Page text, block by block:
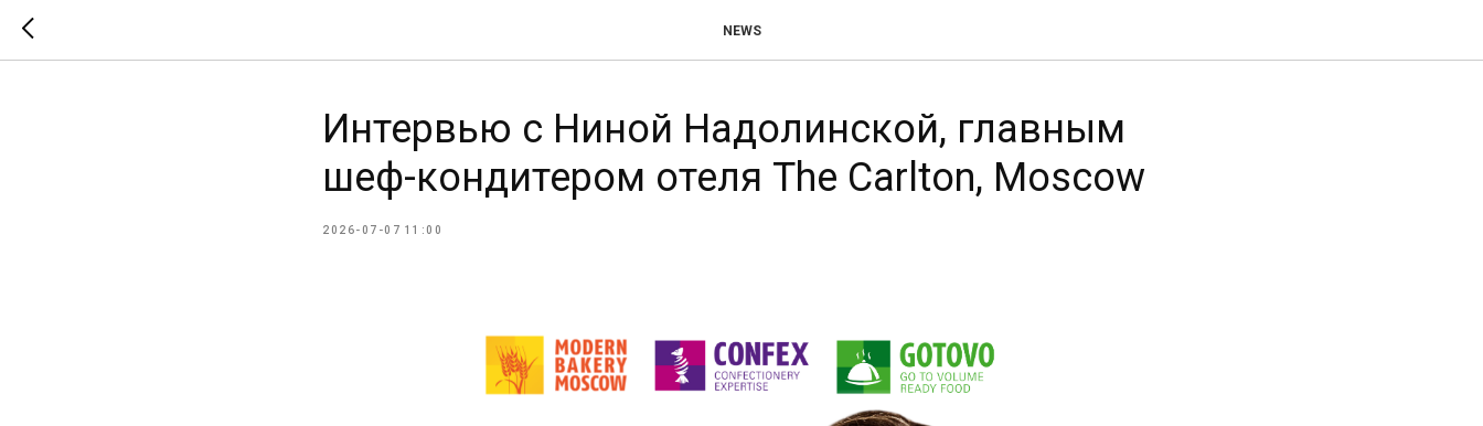
NEWS
Интервью с Ниной Надолинской, главным
шеф-кондитером отеля The Carlton, Moscow
2026-07-07 11:00